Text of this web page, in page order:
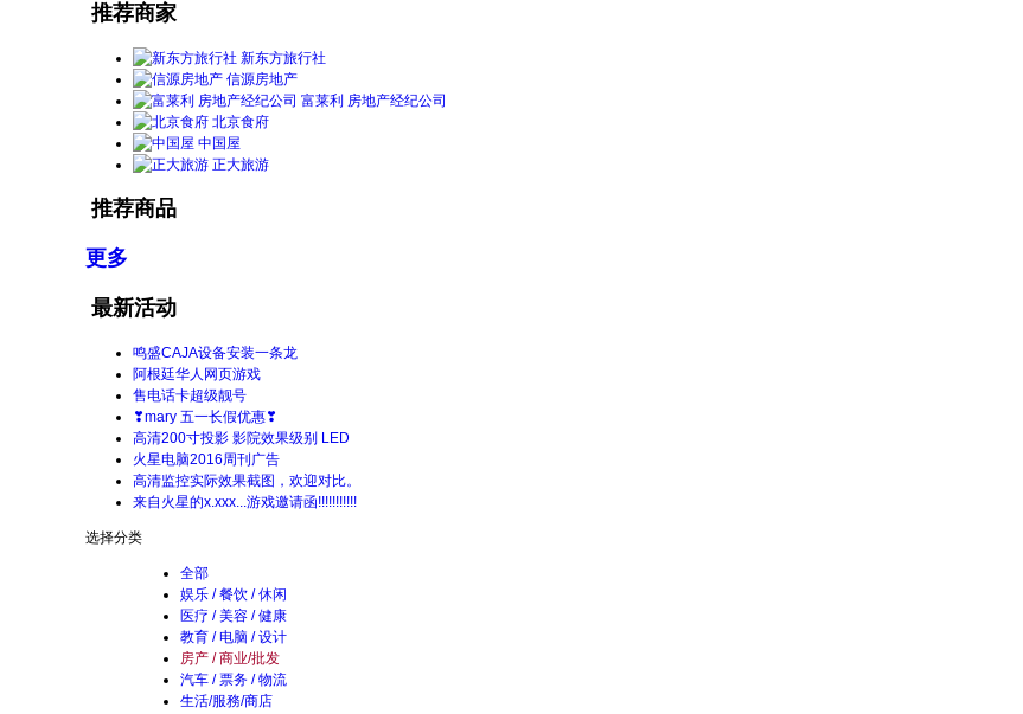
推荐商家
新东方旅行社
信源房地产
富莱利 房地产经纪公司
北京食府
中国屋
正大旅游
推荐商品
更多
最新活动
鸣盛CAJA设备安装一条龙
阿根廷华人网页游戏
售电话卡超级靓号
❣mary 五一长假优惠❣
高清200寸投影 影院效果级别 LED
火星电脑2016周刊广告
高清监控实际效果截图，欢迎对比。
来自火星的x.xxx...游戏邀请函!!!!!!!!!!!
选择分类
全部
娱乐 / 餐饮 / 休闲
医疗 / 美容 / 健康
教育 / 电脑 / 设计
房产 / 商业/批发
汽车 / 票务 / 物流
生活/服務/商店